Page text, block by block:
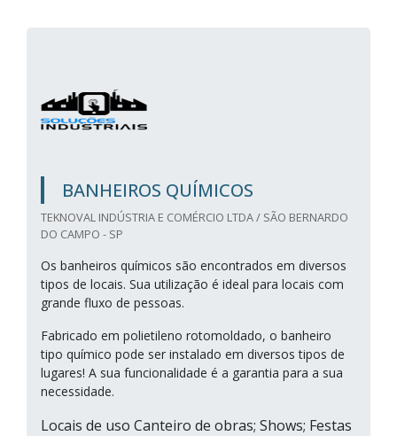
BANHEIROS QUÍMICOS
TEKNOVAL INDÚSTRIA E COMÉRCIO LTDA / SÃO BERNARDO
DO CAMPO - SP
Os banheiros químicos são encontrados em diversos
tipos de locais. Sua utilização é ideal para locais com
grande fluxo de pessoas.
Fabricado em polietileno rotomoldado, o banheiro
tipo químico pode ser instalado em diversos tipos de
lugares! A sua funcionalidade é a garantia para a sua
necessidade.
Locais de uso Canteiro de obras; Shows; Festas